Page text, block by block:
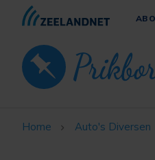
Home Auto's Diversen